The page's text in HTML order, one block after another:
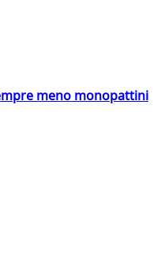
meno monopattini